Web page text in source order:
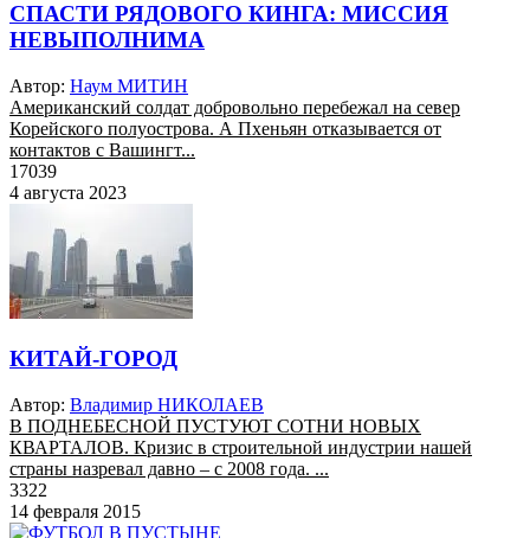
СПАСТИ РЯДОВОГО КИНГА: МИССИЯ
НЕВЫПОЛНИМА
Автор: Наум МИТИН
Американский солдат добровольно перебежал на север
Корейского полуострова. А Пхеньян отказывается от
контактов с Вашингт...
17039
4 августа 2023
КИТАЙ-ГОРОД
Автор: Владимир НИКОЛАЕВ
В ПОДНЕБЕСНОЙ ПУСТУЮТ СОТНИ НОВЫХ
КВАРТАЛОВ. Кризис в строительной индустрии нашей
страны назревал давно – с 2008 года. ...
3322
14 февраля 2015